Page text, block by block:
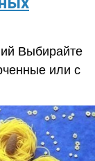
Выбирайте
или с